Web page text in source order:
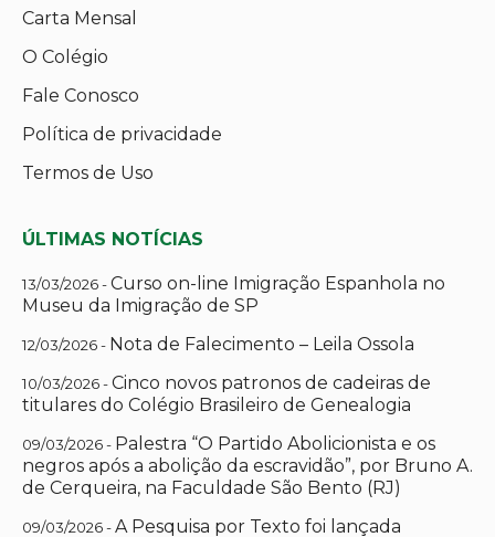
Carta Mensal
O Colégio
Fale Conosco
Política de privacidade
Termos de Uso
ÚLTIMAS NOTÍCIAS
13/03/2026 -Curso on-line Imigração Espanhola no
Museu da Imigração de SP
12/03/2026 - Nota de Falecimento – Leila Ossola
10/03/2026 -Cinco novos patronos de cadeiras de
titulares do Colégio Brasileiro de Genealogia
09/03/2026 - Palestra “O Partido Abolicionista e os
negros após a abolição da escravidão”, por Bruno A.
de Cerqueira, na Faculdade São Bento (RJ)
09/03/2026 -A Pesquisa por Texto foi lançada